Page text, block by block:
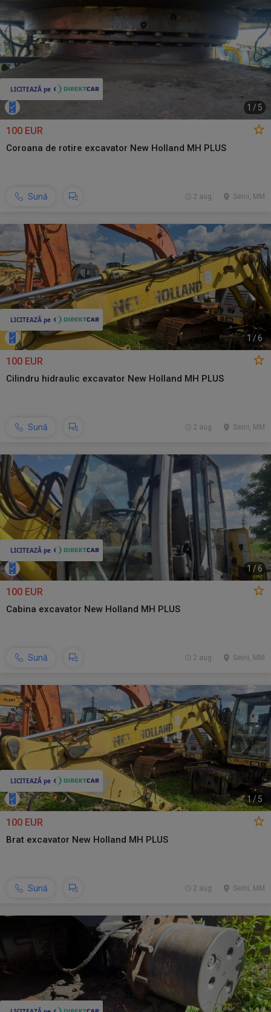
1 / 5
100 EUR
Coroana de rotire excavator New Holland MH PLUS
Sună Seini, MM
2 aug.
1 /6
100 EUR
Cilindru hidraulic excavator New Holland MH PLUS
Sună Seini, MM
2 aug.
1 /6
100 EUR
Cabina excavator New Holland MH PLUS
Sună Seini, MM
2 aug.
1/5
100 EUR
Brat excavator New Holland MH PLUS
Sună Seini, MM
2 aug.